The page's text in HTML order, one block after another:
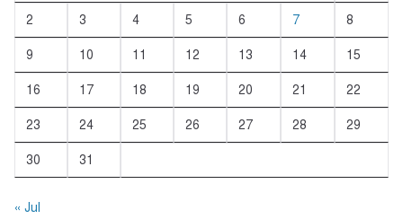
2 3 4 5 6 7 8
9 10 11 12 13 14 15
16 17 18 19 20 21 22
23 24 25 26 27 28 29
30 31
« Jul